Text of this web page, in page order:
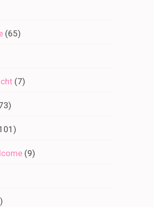
(65)
(7)
(9)